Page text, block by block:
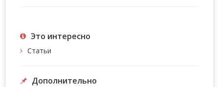
Это интересно
Статьи
Дополнительно